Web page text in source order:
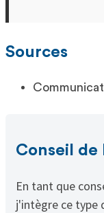
Sources
Conseil
En tant que
j'intègre ce type